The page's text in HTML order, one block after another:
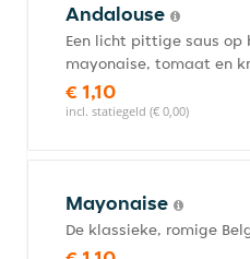
Andalouse
Een licht pittige saus op
mayonaise, tomaat en
€ 1,10
incl. statiegeld (€ 0,00)
Mayonaise
De klassieke, romige